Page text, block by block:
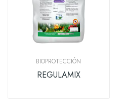
BIOPROTECCIÓN
REGULAMIX